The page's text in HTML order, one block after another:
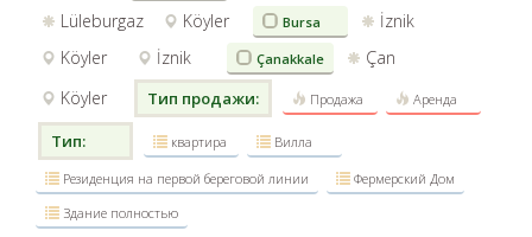
Lüleburgaz
Köyler Bursa
İznik
Köyler
İznik Çanakkale
Çan
Köyler
Тип продажи: Продажа Аренда
Тип: квартира Вилла
Резиденция на первой береговой линии
Фермерский Дом
Здание полностью